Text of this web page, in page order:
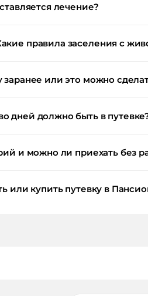
лечение?
правила заселения с
или это можно
дней должно быть в
и можно ли приехать без
или купить путевку в